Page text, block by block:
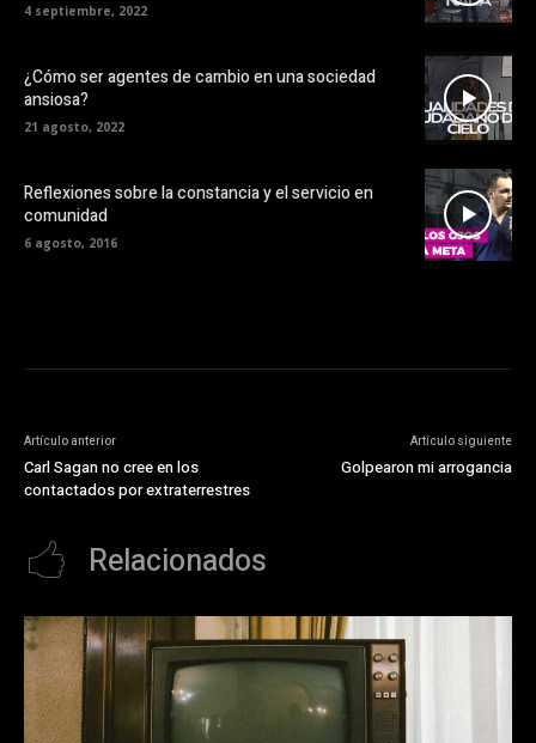
4 septiembre, 2022
¿Cómo ser agentes de cambio en una sociedad
ansiosa?
21 agosto, 2022
Reflexiones sobre la constancia y el servicio en
comunidad
6 agosto, 2016
Artículo anterior
Carl Sagan no cree en los
contactados por extraterrestres
Artículo siguiente
Golpearon mi arrogancia
Relacionados